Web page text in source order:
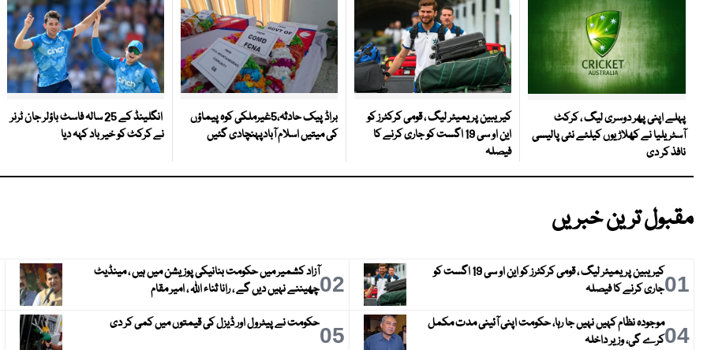
پہلے اپنی پھر دوسری لیگ ، کرکٹ
آسٹریلیا نے کھلاڑیوں کیلئے نئی پالیسی
نافذ کر دی
کیریبین پریمیئر لیگ ، قومی کرکٹرز کو
این او سی 19 اگست کو جاری کرنے کا
فیصلہ
براڈ پیک حادثہ،5غیرملکی کوہ پیماؤں
کی میتیں اسلام آبادپہنچادی گئیں
انگلینڈ کے 25 سالہ فاسٹ باؤلر جان ٹرنر
نے کرکٹ کو خیر باد کہہ دیا
مقبول ترین خبریں
01
کیریبین پریمیئر لیگ ، قومی کرکٹرز کو این او سی 19 اگست کو
جاری کرنے کا فیصلہ
02آزاد کشمیر میں حکومت بنانیکی پوزیشن میں ہیں ، مینڈیٹ
چھیننے نہیں دیں گے ، رانا ثناء اللہ ، امیر مقام
04موجودہ نظام کہیں نہیں جا رہا، حکومت اپنی آئینی مدت مکمل
کرے گی، وزیر داخلہ
05حکومت نے پیٹرول اور ڈیزل کی قیمتوں میں کمی کر دی